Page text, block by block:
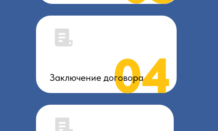
04
Заключение договора